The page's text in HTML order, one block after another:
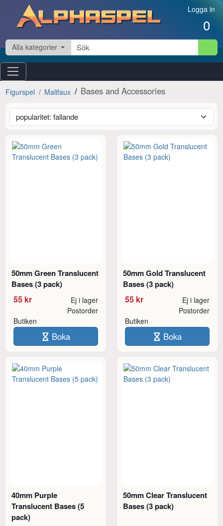
Hoppa till innehåll Logga in
0
Alla kategorier
Figurspel Malifaux Bases and Accessories
50mm Green Translucent
Bases (3 pack)
55 kr Ej i lager
Butiken
Postorder
Boka
50mm Gold Translucent
Bases (3 pack)
55 kr Ej i lager
Butiken
Postorder
Boka
40mm Purple
Translucent Bases (5
pack)
50mm Clear Translucent
Bases (3 pack)